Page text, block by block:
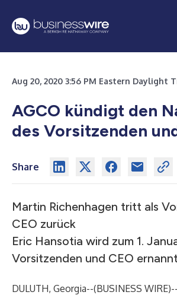
Aug 20, 2020 3:56 PM Eastern Daylight
AGCO kündigt den
des Vorsitzenden
Share
Martin Richenhagen tritt als
CEO zurück
Eric Hansotia wird zum 1.
Vorsitzenden und CEO
DULUTH, Georgia--(BUSINESS WIRE)--